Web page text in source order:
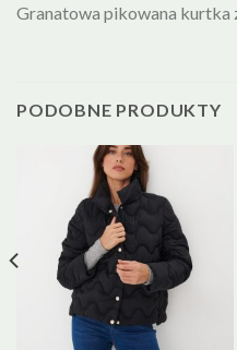
Granatowa pikowana kurtka
PODOBNE PRODUKTY